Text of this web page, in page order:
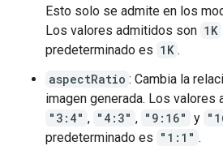
Esto solo se admite en los
Los valores admitidos son 1K
predeterminado es 1K .
aspectRatio : Cambia la
imagen generada. Los valores
"3:4" , "4:3" , "9:16" y
predeterminado es "1:1" .